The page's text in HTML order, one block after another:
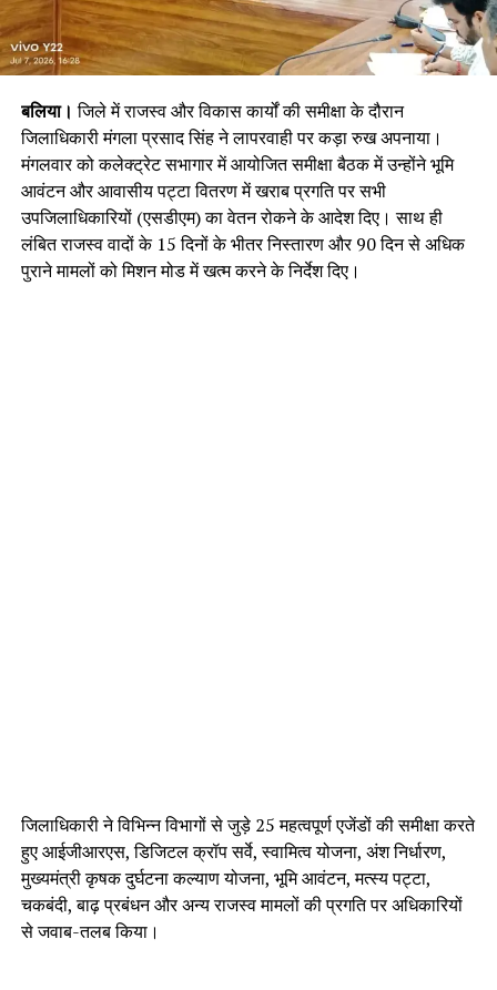
बलिया। जिले में राजस्व और विकास कार्यों की समीक्षा के दौरान
जिलाधिकारी मंगला प्रसाद सिंह ने लापरवाही पर कड़ा रुख अपनाया।
मंगलवार को कलेक्ट्रेट सभागार में आयोजित समीक्षा बैठक में उन्होंने भूमि
आवंटन और आवासीय पट्टा वितरण में खराब प्रगति पर सभी
उपजिलाधिकारियों (एसडीएम) का वेतन रोकने के आदेश दिए। साथ ही
लंबित राजस्व वादों के 15 दिनों के भीतर निस्तारण और 90 दिन से अधिक
पुराने मामलों को मिशन मोड में खत्म करने के निर्देश दिए।
जिलाधिकारी ने विभिन्न विभागों से जुड़े 25 महत्वपूर्ण एजेंडों की समीक्षा करते
हुए आईजीआरएस, डिजिटल क्रॉप सर्वे, स्वामित्व योजना, अंश निर्धारण,
मुख्यमंत्री कृषक दुर्घटना कल्याण योजना, भूमि आवंटन, मत्स्य पट्टा,
चकबंदी, बाढ़ प्रबंधन और अन्य राजस्व मामलों की प्रगति पर अधिकारियों
से जवाब-तलब किया।